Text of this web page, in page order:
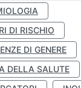
DI RISCHIO
DI GENERE
DELLA SALUTE